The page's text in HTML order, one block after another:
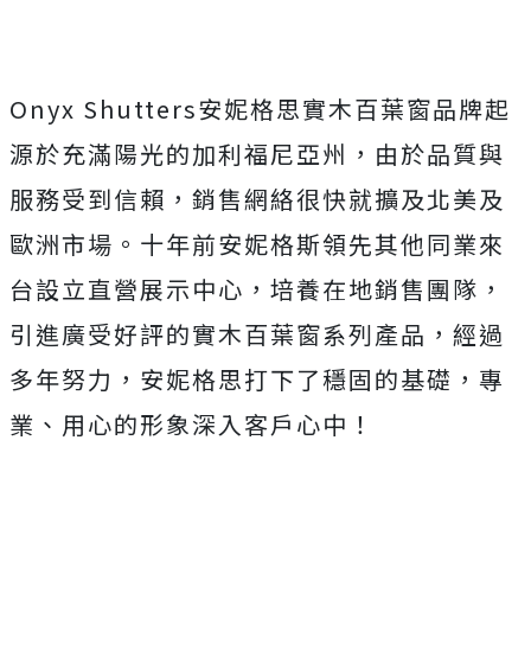
Onyx Shutters安妮格思實木百葉窗品牌起
源於充滿陽光的加利福尼亞州，由於品質與
服務受到信賴，銷售網絡很快就擴及北美及
歐洲市場。十年前安妮格斯領先其他同業來
台設立直營展示中心，培養在地銷售團隊，
引進廣受好評的實木百葉窗系列產品，經過
多年努力，安妮格思打下了穩固的基礎，專
業、用心的形象深入客戶心中！